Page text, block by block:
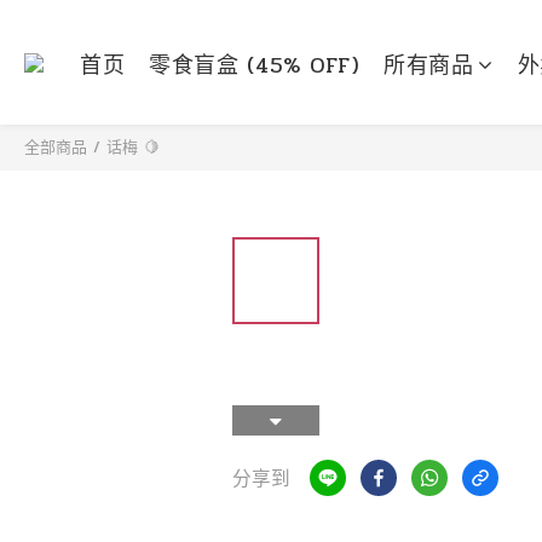
首页 零食盲盒 (45% OFF) 所有商品
全部商品 / 话梅 🍋
分享到